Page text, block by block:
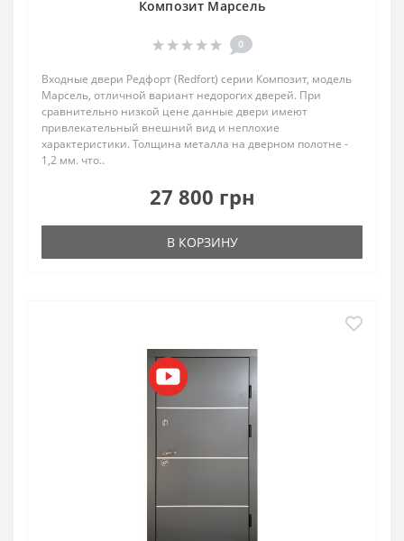
Композит Марсель
0
Входные двери Редфорт (Redfort) серии Композит, модель
Марсель, отличной вариант недорогих дверей. При
сравнительно низкой цене данные двери имеют
привлекательный внешний вид и неплохие
характеристики. Толщина металла на дверном полотне -
1,2 мм. что..
27 800 грн
В КОРЗИНУ